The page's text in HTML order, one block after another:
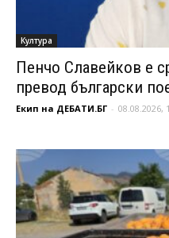
Култура
Пенчо Славейков е
превод български
Екип на ДЕБАТИ.БГ - 08.08.2026,